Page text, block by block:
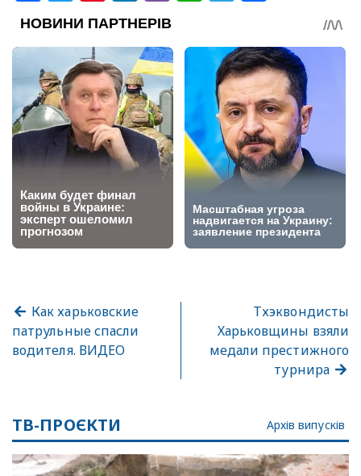
Как харьковские
патрульные спасли
водителя. ВИДЕО
Тхэквондисты
Харьковщины взяли
медали престижного
турнира
ТВ-ПРОЄКТИ Архів випусків